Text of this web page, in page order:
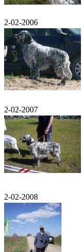
2-02-2006
2-02-2007
2-02-2008